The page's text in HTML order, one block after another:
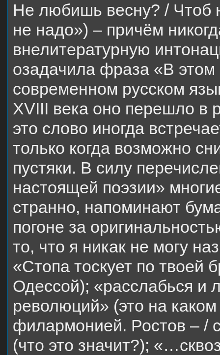
Не любишь весну? / Чтоб
не надо») – причём
внелитературную
озадачила фраза «В
современном русском
XVIII века оно перешло в
это слово иногда
только когда возможно
пустяки. В силу
настоящей поэзии»
странно, напоминают
погоне за
то, что я никак не могу
«Стопа тоскует по твоей
Одессой); «расслабься и
революций» (это на
филармонией. Ростов – /
(что это значит?);